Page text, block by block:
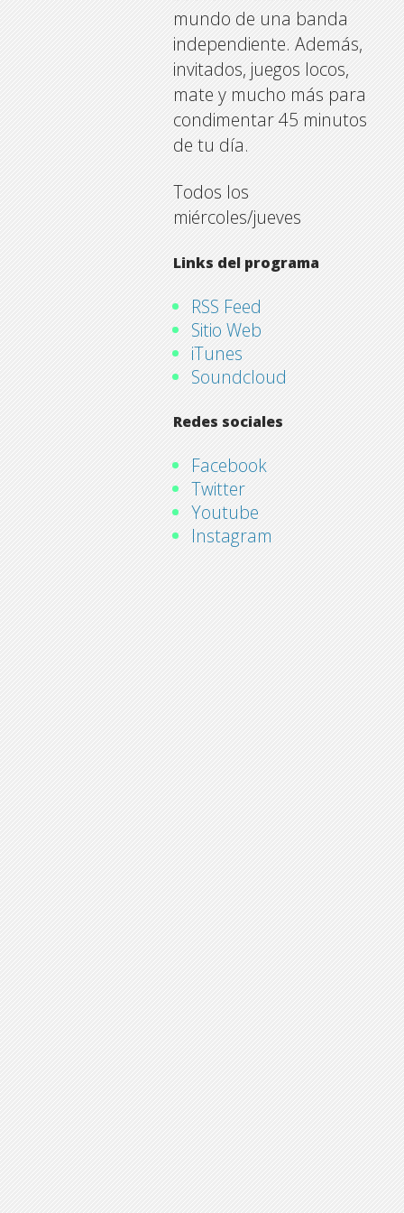
mundo de una banda
independiente. Además,
invitados, juegos locos,
mate y mucho más para
condimentar 45 minutos
de tu día.
Todos los
miércoles/jueves
Links del programa
RSS Feed
Sitio Web
iTunes
Soundcloud
Redes sociales
Facebook
Twitter
Youtube
Instagram